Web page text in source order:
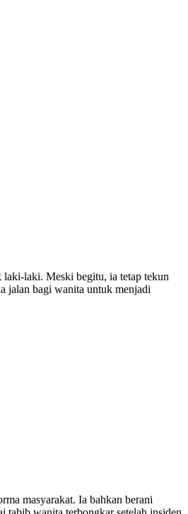
laki-laki. Meski begitu, ia tetap tekun
jalan bagi wanita untuk menjadi
masyarakat. Ia bahkan berani